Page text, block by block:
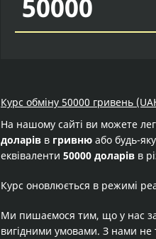
Курс обміну 50000 гривень
На нашому сайті ви можете
доларів в гривню або будь-
еквіваленти 50000 доларів в
Курс оновлюється в режимі
Ми пишаємося тим, що у нас
вигідними умовами. З нами не